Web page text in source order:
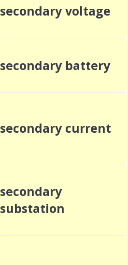
secondary voltage
secondary battery
secondary current
secondary
substation